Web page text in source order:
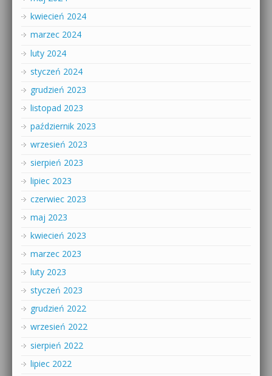
kwiecień 2024
marzec 2024
luty 2024
styczeń 2024
grudzień 2023
listopad 2023
październik 2023
wrzesień 2023
sierpień 2023
lipiec 2023
czerwiec 2023
maj 2023
kwiecień 2023
marzec 2023
luty 2023
styczeń 2023
grudzień 2022
wrzesień 2022
sierpień 2022
lipiec 2022